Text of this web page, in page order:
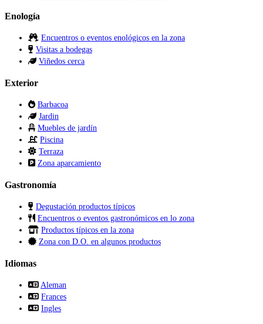
Enología
Encuentros o eventos enológicos en la zona
Visitas a bodegas
Viñedos cerca
Exterior
Barbacoa
Jardin
Muebles de jardín
Piscina
Terraza
Zona aparcamiento
Gastronomía
Degustación productos típicos
Encuentros o eventos gastronómicos en lo zona
Productos típicos en la zona
Zona con D.O. en algunos productos
Idiomas
Aleman
Frances
Ingles